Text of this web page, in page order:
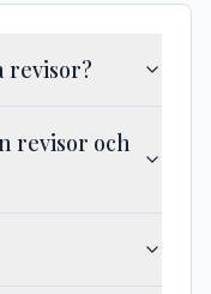
revisor?
revisor och